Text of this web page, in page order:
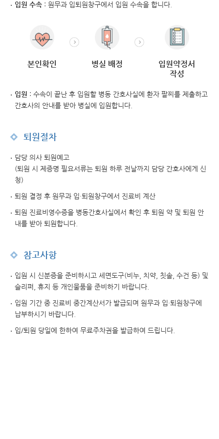
입원 수속 : 원무과 입퇴원창구에서 입원 수속을 합니다.
본인확인 병실 배정
입원약정서
작성
입원 : 수속이 끝난 후 입원할 병동 간호사실에 환자 팔찌를 제출하고
간호사의 안내를 받아 병실에 입원합니다.
퇴원절차
담당 의사 퇴원예고
(퇴원 시 제증명 필요서류는 퇴원 하루 전날까지 담당 간호사에게 신
청)
퇴원 결정 후 원무과 입·퇴원창구에서 진료비 계산
퇴원 진료비영수증을 병동간호사실에서 확인 후 퇴원 약 및 퇴원 안
내를 받아 퇴원합니다.
참고사항
입원 시 신분증을 준비하시고 세면도구(비누, 치약, 칫솔, 수건 등) 및
슬리퍼, 휴지 등 개인물품을 준비하기 바랍니다.
입원 기간 중 진료비 중간계산서가 발급되며 원무과 입·퇴원창구에
납부하시기 바랍니다.
입/퇴원 당일에 한하여 무료주차권을 발급하여 드립니다.